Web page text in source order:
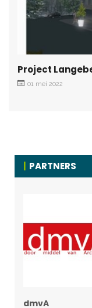
Project
01 mei 2022
PARTNERS
dmvA